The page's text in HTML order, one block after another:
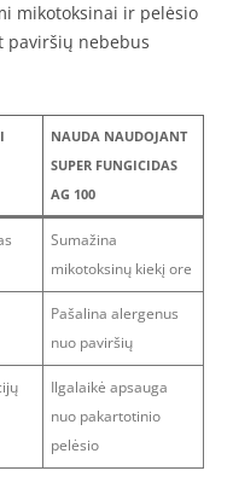
mikotoksinai ir pelėsio
paviršių nebebus
NAUDA NAUDOJANT
SUPER FUNGICIDAS
AG 100
Sumažina
mikotoksinų kiekį ore
Pašalina alergenus
nuo paviršių
Ilgalaikė apsauga
nuo pakartotinio
pelėsio